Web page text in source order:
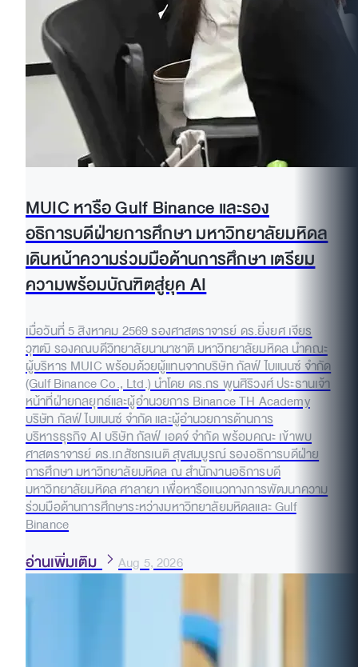
MUIC หารือ Gulf Binance และรอง
อธิการบดีฝ่ายการศึกษา มหาวิทยาลัยมหิดล
เดินหน้าความร่วมมือด้านการศึกษา เตรียม
ความพร้อมบัณฑิตสู่ยุค AI
เมื่อวันที่ 5 สิงหาคม 2569 รองศาสตราจารย์ ดร.ยิ่งยศ เจียร
วุฑฒิ รองคณบดีวิทยาลัยนานาชาติ มหาวิทยาลัยมหิดล นำคณะ
ผู้บริหาร MUIC พร้อมด้วยผู้แทนจากบริษัท กัลฟ์ ไบแนนซ์ จำกัด
(Gulf Binance Co., Ltd.) นำโดย ดร.กร พูนศิริวงศ์ ประธานเจ้า
หน้าที่ฝ่ายกลยุทธ์และผู้อำนวยการ Binance TH Academy
บริษัท กัลฟ์ ไบแนนซ์ จำกัด และผู้อำนวยการด้านการ
บริหารธุรกิจ AI บริษัท กัลฟ์ เอดจ์ จำกัด พร้อมคณะ เข้าพบ
ศาสตราจารย์ ดร.เภสัชกรเนติ สุขสมบูรณ์ รองอธิการบดีฝ่าย
การศึกษา มหาวิทยาลัยมหิดล ณ สำนักงานอธิการบดี
มหาวิทยาลัยมหิดล ศาลายา เพื่อหารือแนวทางการพัฒนาความ
ร่วมมือด้านการศึกษาระหว่างมหาวิทยาลัยมหิดลและ Gulf
Binance
อ่านเพิ่มเติม Aug 5, 2026